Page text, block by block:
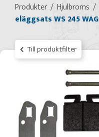
Produkter Hjulbroms
eläggsats WS 245 WAG
Till produktfilter